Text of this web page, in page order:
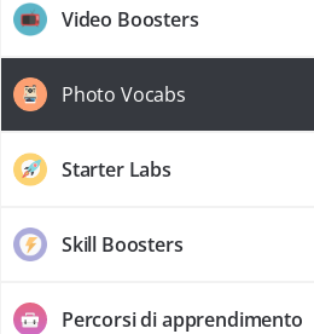
Video Boosters
Photo Vocabs
Starter Labs
Skill Boosters
Percorsi di apprendimento